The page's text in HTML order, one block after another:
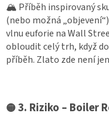
🏔 Příběh inspirovaný
(nebo možná
vlnu euforie na Wall
obloudit celý trh, když
příběh. Zlato zde není
🟡3. Riziko – Boiler